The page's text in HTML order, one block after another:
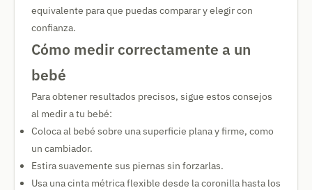
equivalente para que puedas comparar y elegir con
confianza.
Cómo medir correctamente a un
bebé
Para obtener resultados precisos, sigue estos consejos
al medir a tu bebé:
Coloca al bebé sobre una superficie plana y firme, como
un cambiador.
Estira suavemente sus piernas sin forzarlas.
Usa una cinta métrica flexible desde la coronilla hasta los